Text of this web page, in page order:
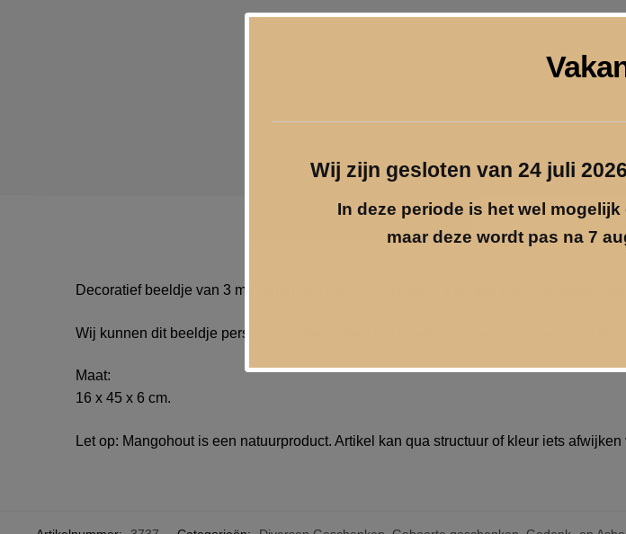
Decoratief beeldje van 3 mangohouten harten met daarin 3 hartjes van zilvermetaal op
Wij kunnen dit beeldje persoonlijk maken door het te voorzien van een gravure op
Maat:
16 x 45 x 6 cm.
Let op: Mangohout is een natuurproduct. Artikel kan qua structuur of kleur iets afwijken
Wij zijn gesloten van 24 juli
In deze periode is het wel
maar deze wordt pas na 7